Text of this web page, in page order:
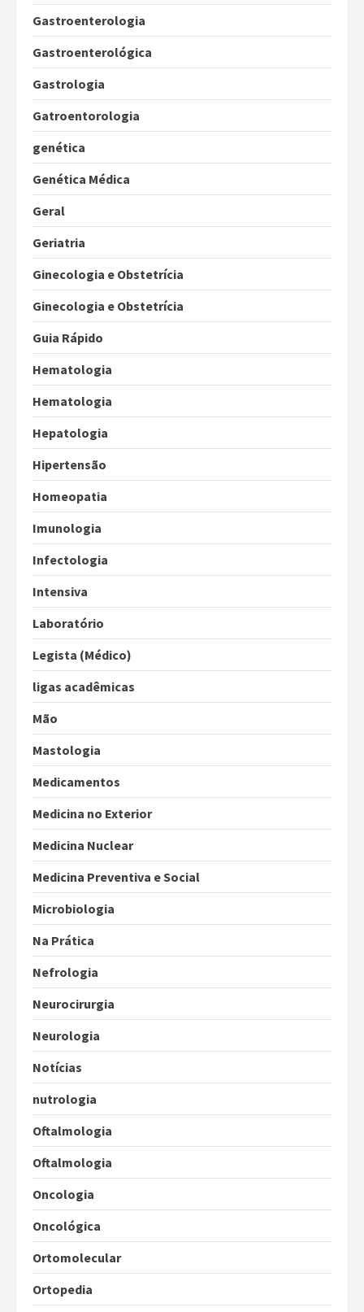
Gastroenterologia
Gastroenterológica
Gastrologia
Gatroentorologia
genética
Genética Médica
Geral
Geriatria
Ginecologia e Obstetrícia
Ginecologia e Obstetrícia
Guia Rápido
Hematologia
Hematologia
Hepatologia
Hipertensão
Homeopatia
Imunologia
Infectologia
Intensiva
Laboratório
Legista (Médico)
ligas acadêmicas
Mão
Mastologia
Medicamentos
Medicina no Exterior
Medicina Nuclear
Medicina Preventiva e Social
Microbiologia
Na Prática
Nefrologia
Neurocirurgia
Neurologia
Notícias
nutrologia
Oftalmologia
Oftalmologia
Oncologia
Oncológica
Ortomolecular
Ortopedia